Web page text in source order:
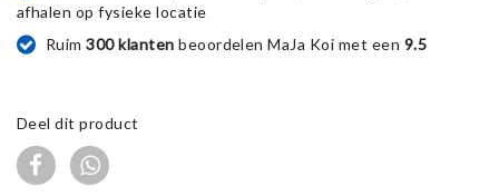
afhalen op fysieke locatie
Ruim300 klanten beoordelen MaJa Koi met een 9.5
Deel dit product